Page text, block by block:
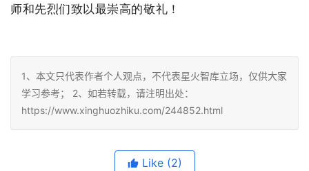
师和先烈们致以最崇高的敬礼！
1、本文只代表作者个人观点，不代表星火智库立场，仅供大家
学习参考； 2、如若转载，请注明出处：
https://www.xinghuozhiku.com/244852.html
Like (2)